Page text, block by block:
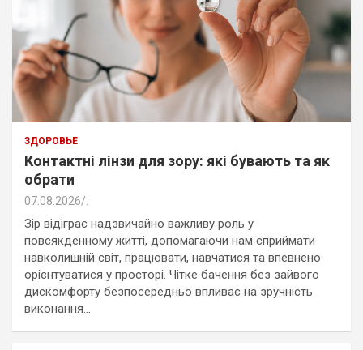
ЗДОРОВЬЕ
Контактні лінзи для зору: які бувають та як
обрати
07.08.2026
Зір відіграє надзвичайно важливу роль у
повсякденному житті, допомагаючи нам сприймати
навколишній світ, працювати, навчатися та впевнено
орієнтуватися у просторі. Чітке бачення без зайвого
дискомфорту безпосередньо впливає на зручність
виконання…